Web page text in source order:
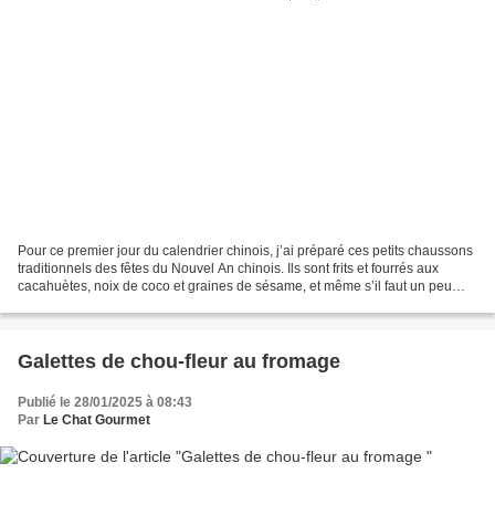
Pour ce premier jour du calendrier chinois, j’ai préparé ces petits chaussons
traditionnels des fêtes du Nouvel An chinois. Ils sont frits et fourrés aux
cacahuètes, noix de coco et graines de sésame, et même s’il faut un peu
Galettes de chou-fleur au fromage
Publié le 28/01/2025 à 08:43
Par Le Chat Gourmet